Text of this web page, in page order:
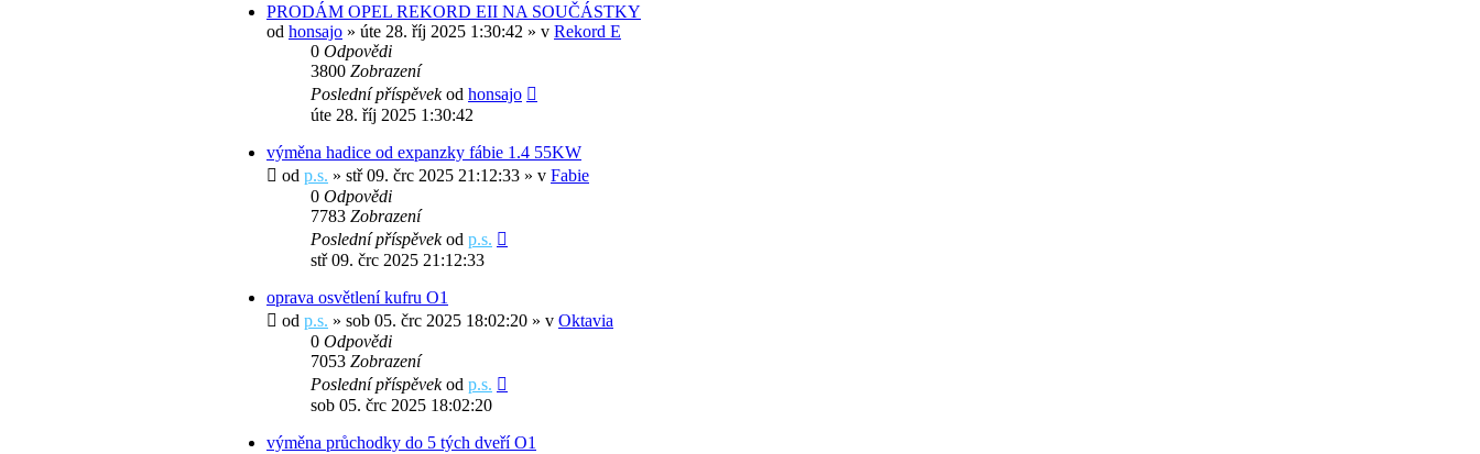
PRODÁM OPEL REKORD EII NA SOUČÁSTKY
od honsajo » úte 28. říj 2025 1:30:42 » v Rekord E
0 Odpovědi
3800 Zobrazení
Poslední příspěvekod honsajo
úte 28. říj 2025 1:30:42
výměna hadice od expanzky fábie 1.4 55KW
od p.s. » stř 09. črc 2025 21:12:33 » v Fabie
0 Odpovědi
7783 Zobrazení
Poslední příspěvekod p.s.
stř 09. črc 2025 21:12:33
oprava osvětlení kufru O1
od p.s. » sob 05. črc 2025 18:02:20 » v Oktavia
0 Odpovědi
7053 Zobrazení
Poslední příspěvekod p.s.
sob 05. črc 2025 18:02:20
výměna průchodky do 5 tých dveří O1